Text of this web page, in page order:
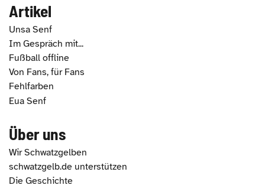
Artikel
Unsa Senf
Im Gespräch mit...
Fußball offline
Von Fans, für Fans
Fehlfarben
Eua Senf
Über uns
Wir Schwatzgelben
schwatzgelb.de unterstützen
Die Geschichte